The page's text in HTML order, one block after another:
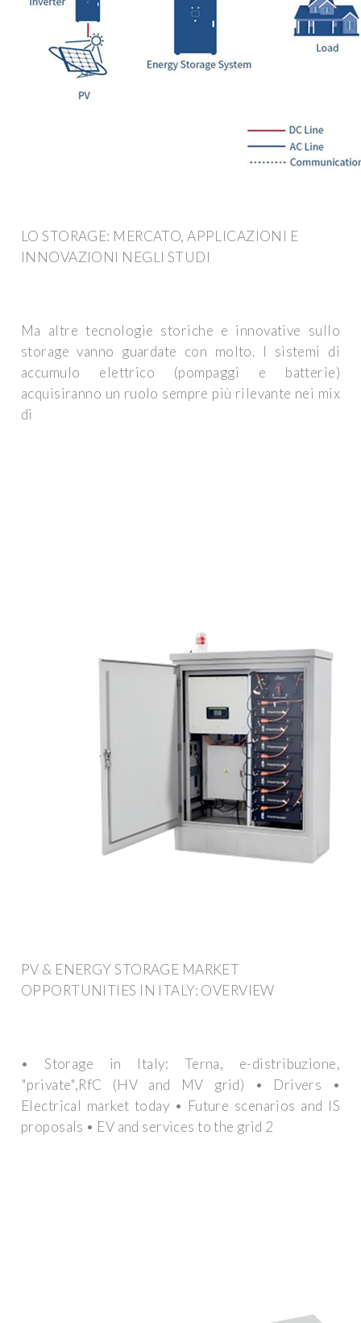
LO STORAGE: MERCATO, APPLICAZIONI E
INNOVAZIONI NEGLI STUDI
Ma altre tecnologie storiche e innovative sullo
storage vanno guardate con molto. I sistemi di
accumulo elettrico (pompaggi e batterie)
acquisiranno un ruolo sempre più rilevante nei mix
di
PV & ENERGY STORAGE MARKET
OPPORTUNITIES IN ITALY: OVERVIEW
• Storage in Italy: Terna, e-distribuzione,
"private",RfC (HV and MV grid) • Drivers •
Electrical market today • Future scenarios and IS
proposals • EV and services to the grid 2